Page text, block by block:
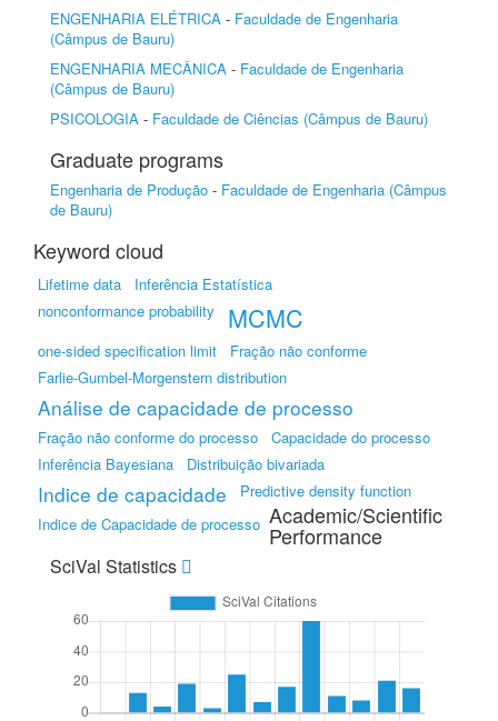
ENGENHARIA ELÉTRICA - Faculdade de Engenharia
(Câmpus de Bauru)
ENGENHARIA MECÂNICA - Faculdade de Engenharia
(Câmpus de Bauru)
PSICOLOGIA - Faculdade de Ciências (Câmpus de Bauru)
Graduate programs
Engenharia de Produção - Faculdade de Engenharia (Câmpus
de Bauru)
Keyword cloud
Lifetime data
Inferência Estatística
nonconformance probability
MCMC
one-sided specification limit
Fração não conforme
Farlie-Gumbel-Morgenstern distribution
Análise de capacidade de processo
Fração não conforme do processo
Capacidade do processo
Inferência Bayesiana
Distribuição bivariada
Indice de capacidade
Predictive density function
Indice de Capacidade de processo Academic/Scientific
Performance
SciVal Statistics